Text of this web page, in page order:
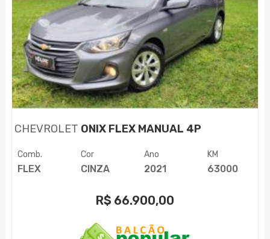
CHEVROLET ONIX FLEX MANUAL 4P
Comb.
FLEX
Cor
CINZA
Ano
2021
KM
63000
R$ 66.900,00